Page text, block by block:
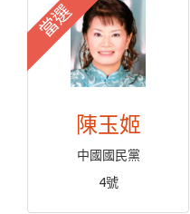
當選
陳玉姬
中國國民黨
4號